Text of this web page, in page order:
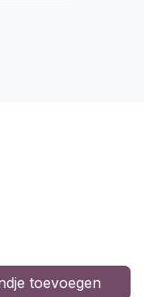
toevoegen